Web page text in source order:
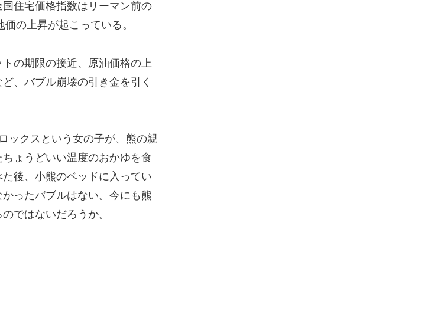
住宅価格指数はリーマン前の
の上昇が起こっている。
の期限の接近、原油価格の上
、バブル崩壊の引き金を引く
ックスという女の子が、熊の親
ょうどいい温度のおかゆを食
後、小熊のベッドに入ってい
ったバブルはない。今にも熊
ではないだろうか。